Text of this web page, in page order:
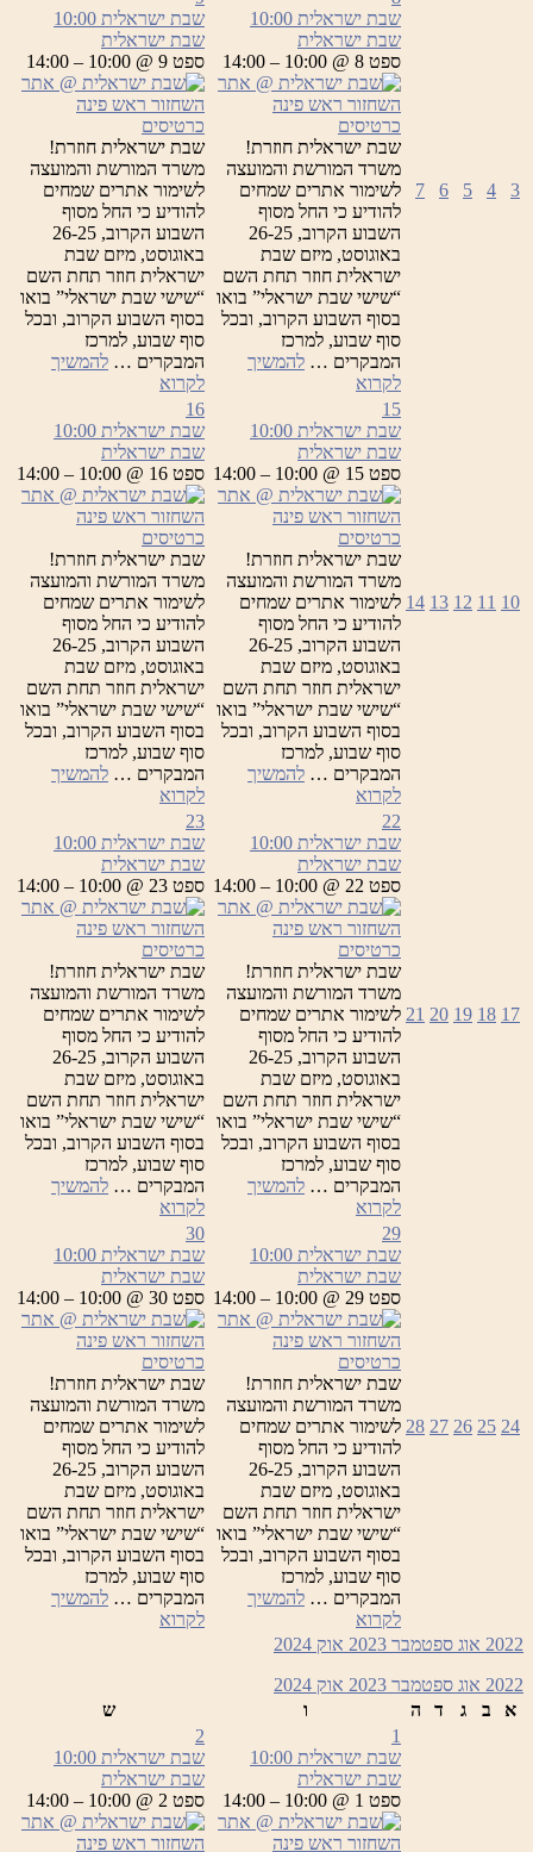
3
4
5
6
7
שבת ישראלית 10:00
שבת ישראלית
ספט 8 @ 10:00 – 14:00
כרטיסים
שבת ישראלית חוזרת!
משרד המורשת והמועצה
לשימור אתרים שמחים
להודיע כי החל מסוף
השבוע הקרוב, 26-25
באוגוסט, מיזם שבת
ישראלית חוזר תחת השם
“שישי שבת ישראלי” בואו
בסוף השבוע הקרוב, ובכל
סוף שבוע, למרכז
המבקרים … להמשיך
לקרוא
שבת ישראלית 10:00
שבת ישראלית
ספט 9 @ 10:00 – 14:00
כרטיסים
שבת ישראלית חוזרת!
משרד המורשת והמועצה
לשימור אתרים שמחים
להודיע כי החל מסוף
השבוע הקרוב, 26-25
באוגוסט, מיזם שבת
ישראלית חוזר תחת השם
“שישי שבת ישראלי” בואו
בסוף השבוע הקרוב, ובכל
סוף שבוע, למרכז
המבקרים … להמשיך
לקרוא
10
11
12
13
14
15
שבת ישראלית 10:00
שבת ישראלית
ספט 15 @ 10:00 – 14:00
כרטיסים
שבת ישראלית חוזרת!
משרד המורשת והמועצה
לשימור אתרים שמחים
להודיע כי החל מסוף
השבוע הקרוב, 26-25
באוגוסט, מיזם שבת
ישראלית חוזר תחת השם
“שישי שבת ישראלי” בואו
בסוף השבוע הקרוב, ובכל
סוף שבוע, למרכז
המבקרים … להמשיך
לקרוא
16
שבת ישראלית 10:00
שבת ישראלית
ספט 16 @ 10:00 – 14:00
כרטיסים
שבת ישראלית חוזרת!
משרד המורשת והמועצה
לשימור אתרים שמחים
להודיע כי החל מסוף
השבוע הקרוב, 26-25
באוגוסט, מיזם שבת
ישראלית חוזר תחת השם
“שישי שבת ישראלי” בואו
בסוף השבוע הקרוב, ובכל
סוף שבוע, למרכז
המבקרים … להמשיך
לקרוא
17
18
19
20
21
22
שבת ישראלית 10:00
שבת ישראלית
ספט 22 @ 10:00 – 14:00
כרטיסים
שבת ישראלית חוזרת!
משרד המורשת והמועצה
לשימור אתרים שמחים
להודיע כי החל מסוף
השבוע הקרוב, 26-25
באוגוסט, מיזם שבת
ישראלית חוזר תחת השם
“שישי שבת ישראלי” בואו
בסוף השבוע הקרוב, ובכל
סוף שבוע, למרכז
המבקרים … להמשיך
לקרוא
23
שבת ישראלית 10:00
שבת ישראלית
ספט 23 @ 10:00 – 14:00
כרטיסים
שבת ישראלית חוזרת!
משרד המורשת והמועצה
לשימור אתרים שמחים
להודיע כי החל מסוף
השבוע הקרוב, 26-25
באוגוסט, מיזם שבת
ישראלית חוזר תחת השם
“שישי שבת ישראלי” בואו
בסוף השבוע הקרוב, ובכל
סוף שבוע, למרכז
המבקרים … להמשיך
לקרוא
24
25
26
27
28
29
שבת ישראלית 10:00
שבת ישראלית
ספט 29 @ 10:00 – 14:00
כרטיסים
שבת ישראלית חוזרת!
משרד המורשת והמועצה
לשימור אתרים שמחים
להודיע כי החל מסוף
השבוע הקרוב, 26-25
באוגוסט, מיזם שבת
ישראלית חוזר תחת השם
“שישי שבת ישראלי” בואו
בסוף השבוע הקרוב, ובכל
סוף שבוע, למרכז
המבקרים … להמשיך
לקרוא
ישראלית
30
שבת ישראלית 10:00
שבת ישראלית
ספט 30 @ 10:00 – 14:00
כרטיסים
שבת ישראלית חוזרת!
משרד המורשת והמועצה
לשימור אתרים שמחים
להודיע כי החל מסוף
השבוע הקרוב, 26-25
באוגוסט, מיזם שבת
ישראלית חוזר תחת השם
“שישי שבת ישראלי” בואו
בסוף השבוע הקרוב, ובכל
סוף שבוע, למרכז
המבקרים … להמשיך
לקרוא
2022 אוג ספטמבר 2023 אוק 2024
2022 אוג ספטמבר 2023 אוק 2024
א
ב ג ד ה ו
ש
1
שבת ישראלית 10:00
שבת ישראלית
ספט 1 @ 10:00 – 14:00
2
שבת ישראלית 10:00
שבת ישראלית
ספט 2 @ 10:00 – 14:00